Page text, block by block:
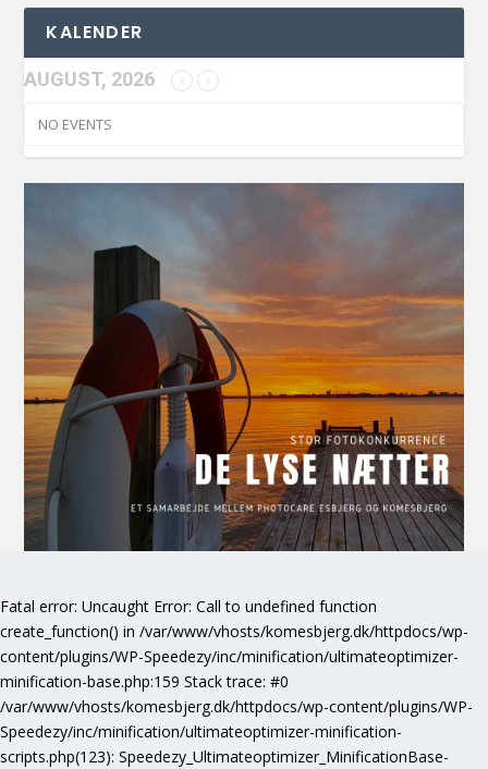
KALENDER
AUGUST, 2026
NO EVENTS
Fatal error: Uncaught Error: Call to undefined function
create_function() in /var/www/vhosts/komesbjerg.dk/httpdocs/wp-
content/plugins/WP-Speedezy/inc/minification/ultimateoptimizer-
minification-base.php:159 Stack trace: #0
/var/www/vhosts/komesbjerg.dk/httpdocs/wp-content/plugins/WP-
Speedezy/inc/minification/ultimateoptimizer-minification-
scripts.php(123): Speedezy_Ultimateoptimizer_MinificationBase-